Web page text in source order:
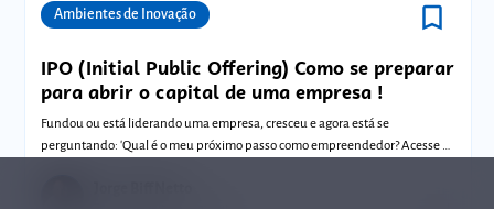
Ambientes de Inovação bookmark_border
IPO (Initial Public Offering) Como se preparar
para abrir o capital de uma empresa !
Fundou ou está liderando uma empresa, cresceu e agora está se
perguntando: 'Qual é o meu próximo passo como empreendedor? Acesse e